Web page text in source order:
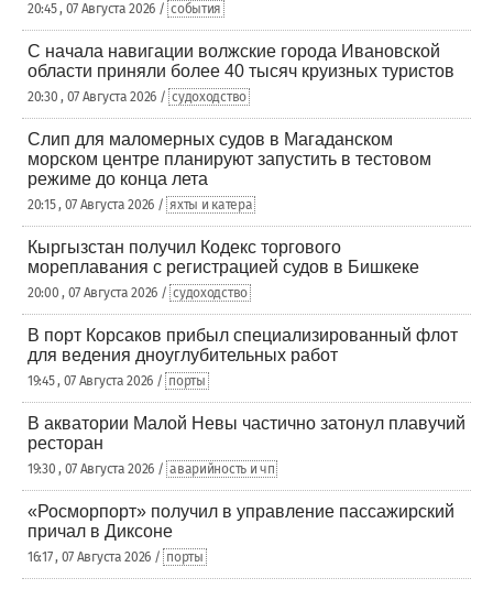
20:45 , 07 Августа 2026 / события
С начала навигации волжские города Ивановской
области приняли более 40 тысяч круизных туристов
20:30 , 07 Августа 2026 / судоходство
Слип для маломерных судов в Магаданском
морском центре планируют запустить в тестовом
режиме до конца лета
20:15 , 07 Августа 2026 / яхты и катера
Кыргызстан получил Кодекс торгового
мореплавания с регистрацией судов в Бишкеке
20:00 , 07 Августа 2026 / судоходство
В порт Корсаков прибыл специализированный флот
для ведения дноуглубительных работ
19:45 , 07 Августа 2026 / порты
В акватории Малой Невы частично затонул плавучий
ресторан
19:30 , 07 Августа 2026 / аварийность и чп
«Росморпорт» получил в управление пассажирский
причал в Диксоне
16:17 , 07 Августа 2026 / порты